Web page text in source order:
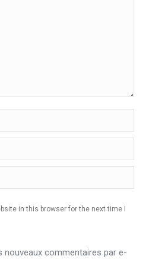
in this browser for the next time I
nouveaux commentaires par e-